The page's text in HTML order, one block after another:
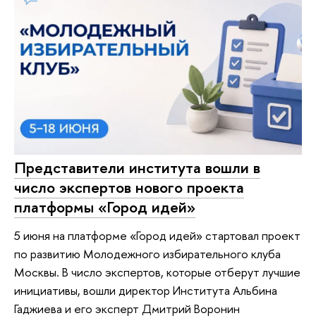
Представители института вошли в
число экспертов нового проекта
платформы «Город идей»
5 июня на платформе «Город идей» стартовал проект
по развитию Молодежного избирательного клуба
Москвы. В число экспертов, которые отберут лучшие
инициативы, вошли директор Института Альбина
Гаджиева и его эксперт Дмитрий Воронин